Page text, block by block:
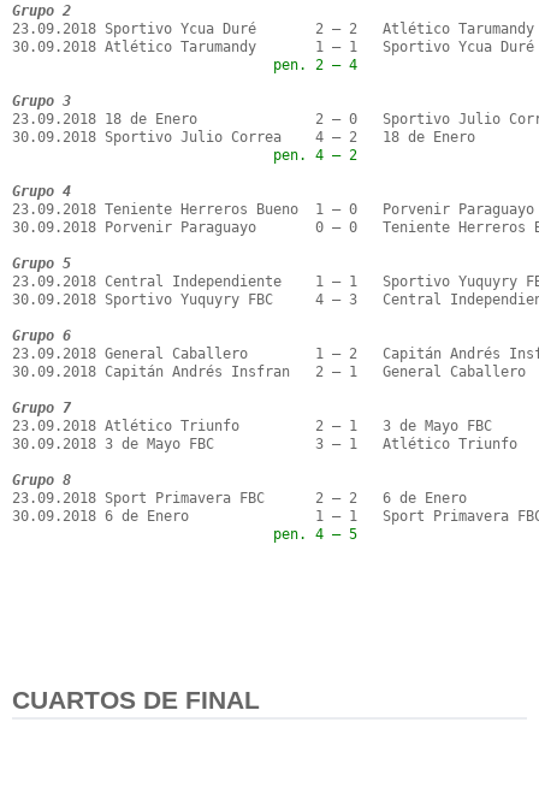
Grupo 2
23.09.2018 Sportivo Ycua Duré       2 – 2   Atlético Tarumandy
                               pen. 2 – 4
Grupo 3
23.09.2018 18 de Enero              2 – 0   Sportivo Julio
                               pen. 4 – 2
Grupo 4
23.09.2018 Teniente Herreros Bueno  1 – 0   Porvenir Paraguayo
30.09.2018 Porvenir Paraguayo       0 – 0   Teniente Herreros
Grupo 5
23.09.2018 Central Independiente    1 – 1   Sportivo Yuquyry
30.09.2018 Sportivo Yuquyry FBC     4 – 3   Central
Grupo 6
23.09.2018 General Caballero        1 – 2   Capitán Andrés
30.09.2018 Capitán Andrés Insfran   2 – 1   General Caballero
Grupo 7
23.09.2018 Atlético Triunfo         2 – 1   3 de Mayo FBC
30.09.2018 3 de Mayo FBC            3 – 1   Atlético Triunfo
Grupo 8
23.09.2018 Sport Primavera FBC      2 – 2   6 de Enero
                               pen. 4 – 5
CUARTOS DE FINAL